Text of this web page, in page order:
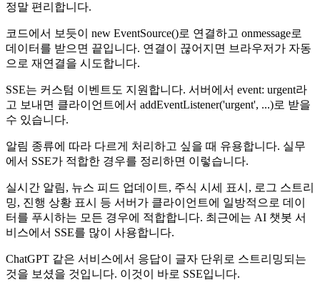
정말 편리합니다.
코드에서 보듯이 new EventSource()로 연결하고 onmessage로
데이터를 받으면 끝입니다. 연결이 끊어지면 브라우저가 자동
으로 재연결을 시도합니다.
SSE는 커스텀 이벤트도 지원합니다. 서버에서 event: urgent라
고 보내면 클라이언트에서 addEventListener('urgent', ...)로 받을
수 있습니다.
알림 종류에 따라 다르게 처리하고 싶을 때 유용합니다. 실무
에서 SSE가 적합한 경우를 정리하면 이렇습니다.
실시간 알림, 뉴스 피드 업데이트, 주식 시세 표시, 로그 스트리
밍, 진행 상황 표시 등 서버가 클라이언트에 일방적으로 데이
터를 푸시하는 모든 경우에 적합합니다. 최근에는 AI 챗봇 서
비스에서 SSE를 많이 사용합니다.
ChatGPT 같은 서비스에서 응답이 글자 단위로 스트리밍되는
것을 보셨을 것입니다. 이것이 바로 SSE입니다.